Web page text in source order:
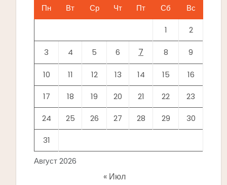
Август 2026
Пн Вт Ср Чт Пт Сб Вс
1 2
3 4 5 6 7 8 9
10 11 12 13 14 15 16
17 18 19 20 21 22 23
24 25 26 27 28 29 30
31
« Июл